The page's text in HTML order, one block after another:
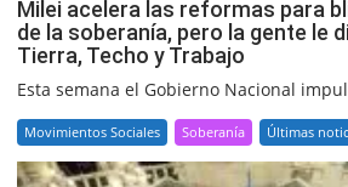
Milei acelera las reformas para
de la soberanía, pero la gente le
Tierra, Techo y Trabajo
Esta semana el Gobierno Nacional
Movimientos Sociales Soberanía Últimas